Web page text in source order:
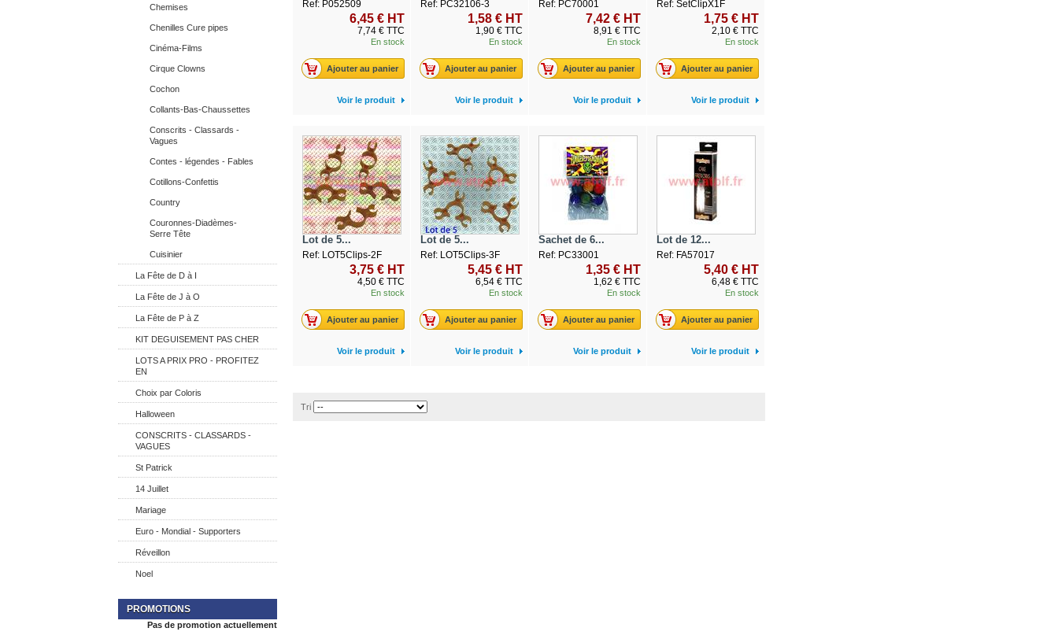
Chemises
Chenilles Cure pipes
Cinéma-Films
Cirque Clowns
Cochon
Collants-Bas-Chaussettes
Conscrits - Classards -
Vagues
Contes - légendes - Fables
Cotillons-Confettis
Country
Couronnes-Diadèmes-
Serre Tête
Cuisinier
La Fête de D à I
La Fête de J à O
La Fête de P à Z
KIT DEGUISEMENT PAS CHER
LOTS A PRIX PRO - PROFITEZ
EN
Choix par Coloris
Halloween
CONSCRITS - CLASSARDS -
VAGUES
St Patrick
14 Juillet
Mariage
Euro - Mondial - Supporters
Réveillon
Noel
PROMOTIONS
Pas de promotion actuellement
Ref: P052509
6,45 € HT
7,74 € TTC
En stock
Ajouter au panier
Voir le produit
Ref: PC32106-3
1,58 € HT
1,90 € TTC
En stock
Ajouter au panier
Voir le produit
Ref: PC70001
7,42 € HT
8,91 € TTC
En stock
Ajouter au panier
Voir le produit
Ref: SetClipX1F
1,75 € HT
2,10 € TTC
En stock
Ajouter au panier
Voir le produit
Lot de 5...
Ref: LOT5Clips-2F
3,75 € HT
4,50 € TTC
En stock
Ajouter au panier
Voir le produit
Lot de 5...
Ref: LOT5Clips-3F
5,45 € HT
6,54 € TTC
En stock
Ajouter au panier
Voir le produit
Sachet de 6...
Ref: PC33001
1,35 € HT
1,62 € TTC
En stock
Ajouter au panier
Voir le produit
Lot de 12...
Ref: FA57017
5,40 € HT
6,48 € TTC
En stock
Ajouter au panier
Voir le produit
Tri